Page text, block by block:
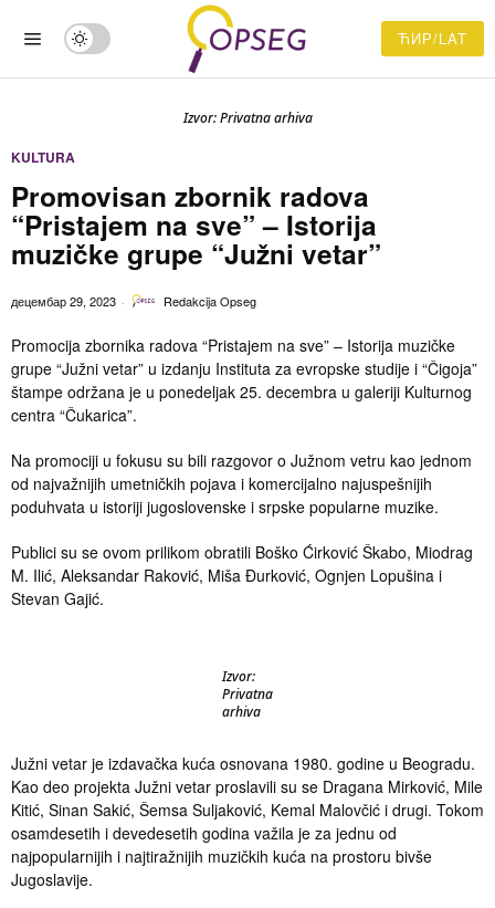
ЋИР/LAT
Izvor: Privatna arhiva
KULTURA
Promovisan zbornik radova
“Pristajem na sve” – Istorija
muzičke grupe “Južni vetar”
децембар 29, 2023 Redakcija Opseg
Promocija zbornika radova “Pristajem na sve” – Istorija muzičke
grupe “Južni vetar” u izdanju Instituta za evropske studije i “Čigoja”
štampe održana je u ponedeljak 25. decembra u galeriji Kulturnog
centra “Čukarica”.
Na promociji u fokusu su bili razgovor o Južnom vetru kao jednom
od najvažnijih umetničkih pojava i komercijalno najuspešnijih
poduhvata u istoriji jugoslovenske i srpske popularne muzike.​
Publici su se ovom prilikom obratili Boško Ćirković Škabo, Miodrag
M. Ilić, Aleksandar Raković, Miša Đurković, Ognjen Lopušina i
Stevan Gajić.
Izvor:
Privatna
arhiva
Južni vetar je izdavačka kuća osnovana 1980. godine u Beogradu.
Kao deo projekta Južni vetar proslavili su se Dragana Mirković, Mile
Kitić, Sinan Sakić, Šemsa Suljaković, Kemal Malovčić i drugi. Tokom
osamdesetih i devedesetih godina važila je za jednu od
najpopularnijih i najtiražnijih muzičkih kuća na prostoru bivše
Jugoslavije.